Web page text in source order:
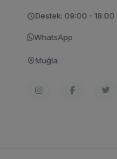
Destek: 09:00 - 18:00
WhatsApp
Muğla